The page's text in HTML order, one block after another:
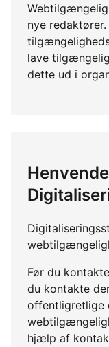
nye
lave
dette ud i
Før du
du kontakte
offentligretlige
hjælp af